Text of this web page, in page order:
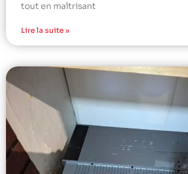
tout en maîtrisant
Lire la suite »